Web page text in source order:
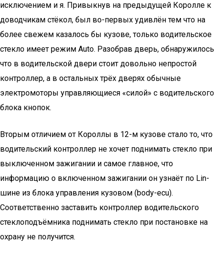
исключением и я. Привыкнув на предыдущей Королле к
доводчикам стёкол, был во-первых удивлён тем что на
более свежем казалось бы кузове, только водительское
стекло имеет режим Auto. Разобрав дверь, обнаружилось
что в водительской двери стоит довольно непростой
контроллер, а в остальных трёх дверях обычные
электромоторы управляющиеся «силой» с водительского
блока кнопок.
Вторым отличием от Короллы в 12-м кузове стало то, что
водительский контроллер не хочет поднимать стекло при
выключенном зажигании и самое главное, что
информацию о включенном зажигании он узнаёт по Lin-
шине из блока управления кузовом (body-ecu).
Соответственно заставить контроллер водительского
стеклоподъёмника поднимать стекло при постановке на
охрану не получится.